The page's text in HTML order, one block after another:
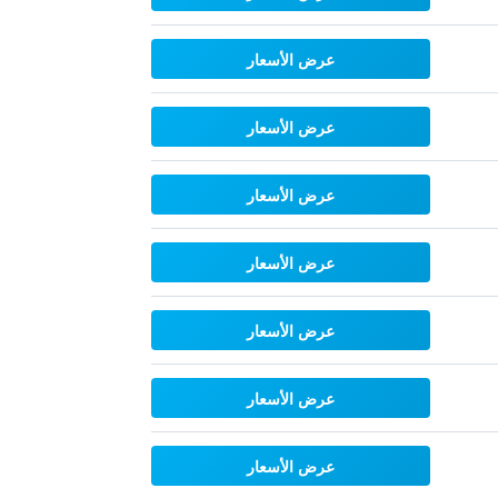
عرض الأسعار
عرض الأسعار
عرض الأسعار
عرض الأسعار
عرض الأسعار
عرض الأسعار
عرض الأسعار